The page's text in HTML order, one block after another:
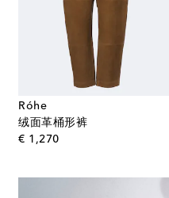
Róhe
绒面革桶形裤
€ 1,270original price